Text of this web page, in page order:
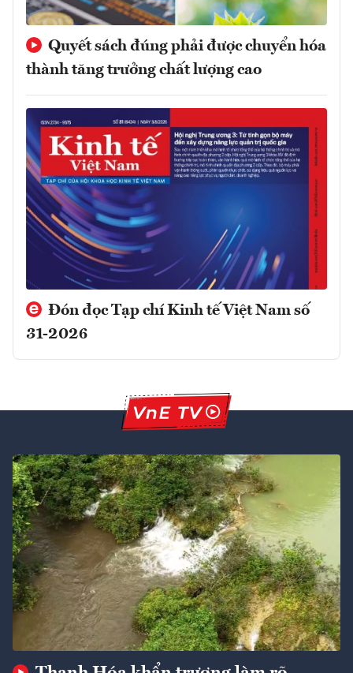
Quyết sách đúng phải được chuyển hóa
thành tăng trưởng chất lượng cao
Đón đọc Tạp chí Kinh tế Việt Nam số
31-2026